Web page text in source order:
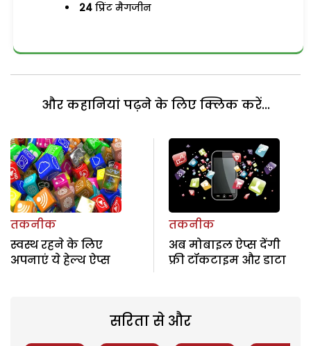
24 प्रिंट मैगजीन
और कहानियां पढ़ने के लिए क्लिक करें...
तकनीक
स्वस्थ रहने के लिए
अपनाएं ये हेल्थ ऐप्स
तकनीक
अब मोबाइल ऐप्स देंगी
फ्री टॉकटाइम और डाटा
सरिता से और